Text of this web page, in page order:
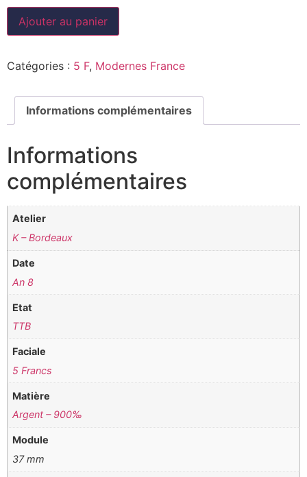
Ajouter au panier
Catégories : 5 F, Modernes France
Informations complémentaires
Informations
complémentaires
Atelier
K – Bordeaux
Date
An 8
Etat
TTB
Faciale
5 Francs
Matière
Argent – 900‰
Module
37 mm